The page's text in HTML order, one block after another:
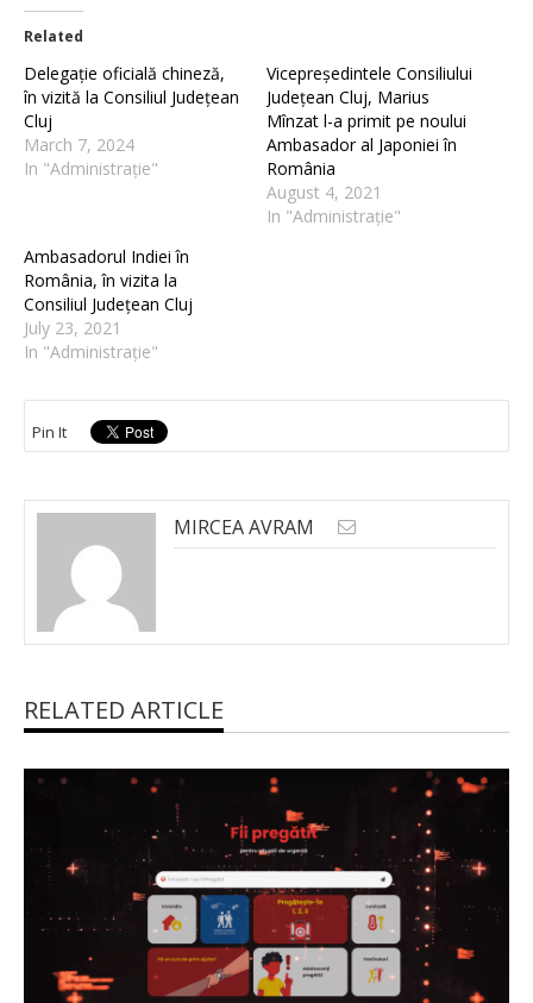
Related
Delegație oficială chineză,
în vizită la Consiliul Județean
Cluj
March 7, 2024
In "Administrație"
Vicepreședintele Consiliului
Județean Cluj, Marius
Mînzat l-a primit pe noului
Ambasador al Japoniei în
România
August 4, 2021
In "Administrație"
Ambasadorul Indiei în
România, în vizita la
Consiliul Județean Cluj
July 23, 2021
In "Administrație"
Pin It
MIRCEA AVRAM
RELATED ARTICLE